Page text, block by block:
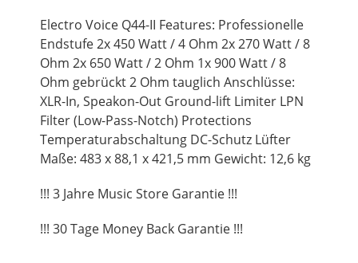
Electro Voice Q44-II Features: Professionelle
Endstufe 2x 450 Watt / 4 Ohm 2x 270 Watt / 8
Ohm 2x 650 Watt / 2 Ohm 1x 900 Watt / 8
Ohm gebrückt 2 Ohm tauglich Anschlüsse:
XLR-In, Speakon-Out Ground-lift Limiter LPN
Filter (Low-Pass-Notch) Protections
Temperaturabschaltung DC-Schutz Lüfter
Maße: 483 x 88,1 x 421,5 mm Gewicht: 12,6 kg
!!! 3 Jahre Music Store Garantie !!!
!!! 30 Tage Money Back Garantie !!!